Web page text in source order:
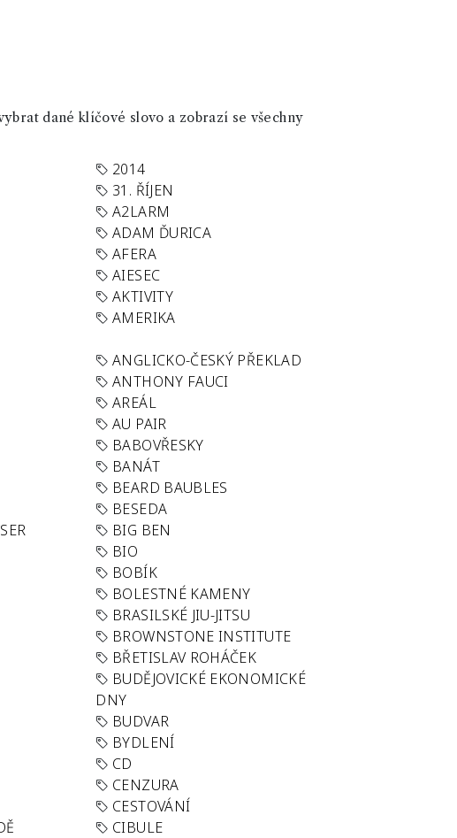
dané klíčové slovo a zobrazí se všechny
2014
31. ŘÍJEN
A2LARM
ADAM ĎURICA
AFERA
AIESEC
AKTIVITY
AMERIKA
ANGLICKO-ČESKÝ PŘEKLAD
ANTHONY FAUCI
AREÁL
AU PAIR
BABOVŘESKY
BANÁT
BEARD BAUBLES
BESEDA
BIG BEN
BIO
BOBÍK
BOLESTNÉ KAMENY
BRASILSKÉ JIU-JITSU
BROWNSTONE INSTITUTE
BŘETISLAV ROHÁČEK
BUDĚJOVICKÉ EKONOMICKÉ
DNY
BUDVAR
BYDLENÍ
CD
CENZURA
CESTOVÁNÍ
CIBULE